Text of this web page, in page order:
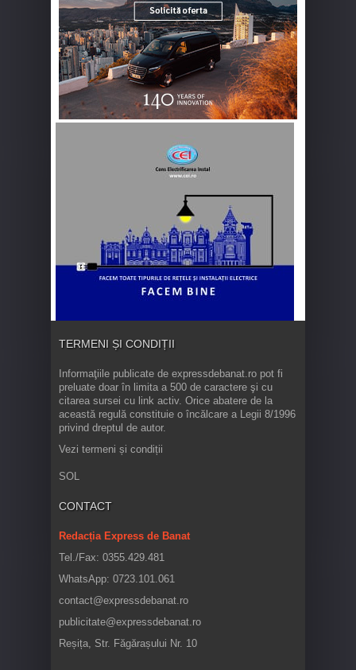
TERMENI ȘI CONDIȚII
Informaţiile publicate de expressdebanat.ro pot fi
preluate doar în limita a 500 de caractere şi cu
citarea sursei cu link activ. Orice abatere de la
această regulă constituie o încălcare a Legii 8/1996
privind dreptul de autor.
Vezi termeni și condiții
SOL
CONTACT
Redacția Express de Banat
Tel./Fax: 0355.429.481
WhatsApp: 0723.101.061
contact@expressdebanat.ro
publicitate@expressdebanat.ro
Reșița, Str. Făgărașului Nr. 10